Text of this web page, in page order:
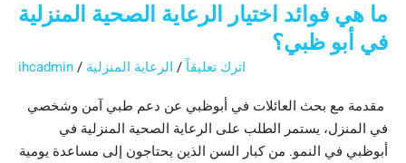
ما هي فوائد اختيار الرعاية الصحية المنزلية
في أبو ظبي؟
اترك تعليقاً/ الرعاية المنزلية /
ihcadmin
مقدمة مع بحث العائلات في أبوظبي عن دعم طبي آمن وشخصي
في المنزل، يستمر الطلب على الرعاية الصحية المنزلية في
أبوظبي في النمو. من كبار السن الذين يحتاجون إلى مساعدة يومية